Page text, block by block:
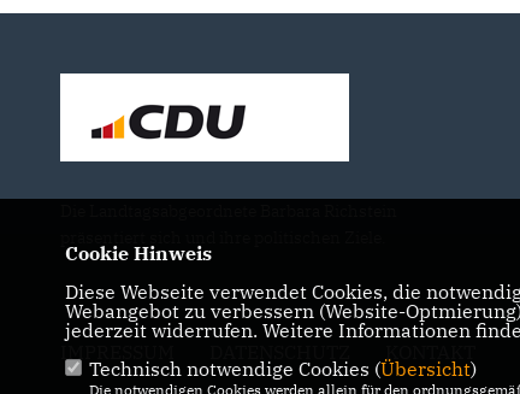
Cookie Hinweis
Diese Webseite verwendet Cookies, die
Webangebot zu verbessern (Website-
jederzeit widerrufen. Weitere Informationen
Technisch notwendige Cookies (Übersicht)
Die notwendigen Cookies werden allein für den